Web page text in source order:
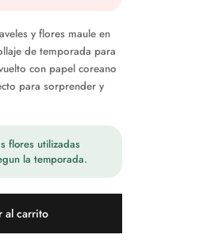
y flores maule en
de temporada para
con papel coreano
para sorprender y
flores utilizadas
la temporada.
al carrito